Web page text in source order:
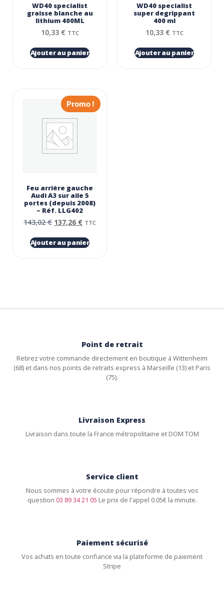
WD40 specialist
graisse blanche au
lithium 400ML
10,33 € TTC
Ajouter au panier
WD40 specialist
super degrippant
400 ml
10,33 € TTC
Ajouter au panier
Promo !
Feu arrière gauche
Audi A3 sur aile 5
portes (depuis 2008)
– Réf. LLG402
143,02€ 137,26 € TTC
Ajouter au panier
Point de retrait
Retirez votre commande directement en boutique à Wittenheim
(68) et dans nos points de retraits express à Marseille (13) et Paris
(75).
Livraison Express
Livraison dans toute la France métropolitaine et DOM TOM
Service client
Nous sommes à votre écoute pour répondre à toutes vos
question 03 89 34 21 05 Le prix de l'appel 0.05€ la minute.
Paiement sécurisé
Vos achats en toute confiance via la plateforme de paiement
Stripe